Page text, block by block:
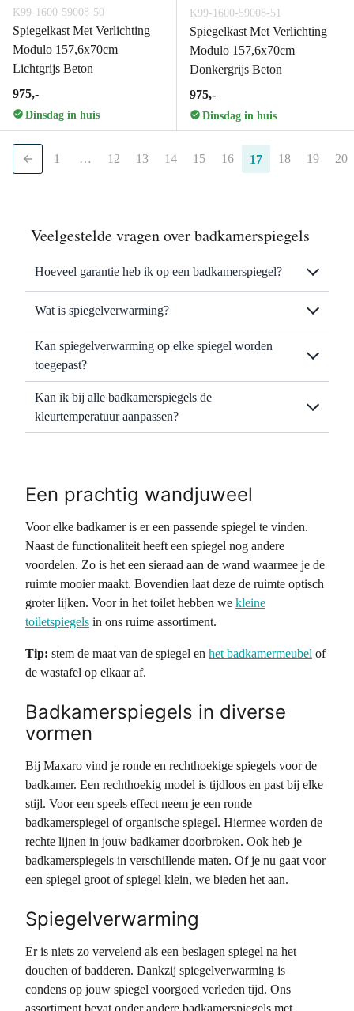
K99-1600-59008-50
Spiegelkast Met Verlichting
Modulo 157,6x70cm
Lichtgrijs Beton
975,-
Dinsdag in huis
K99-1600-59008-51
Spiegelkast Met Verlichting
Modulo 157,6x70cm
Donkergrijs Beton
975,-
Dinsdag in huis
1 … 12 13 14 15 16 17 18 19 20
Veelgestelde vragen over badkamerspiegels
Hoeveel garantie heb ik op een badkamerspiegel?
Wat is spiegelverwarming?
Kan spiegelverwarming op elke spiegel worden
toegepast?
Kan ik bij alle badkamerspiegels de
kleurtemperatuur aanpassen?
Een prachtig wandjuweel
Voor elke badkamer is er een passende spiegel te vinden.
Naast de functionaliteit heeft een spiegel nog andere
voordelen. Zo is het een sieraad aan de wand waarmee je de
ruimte mooier maakt. Bovendien laat deze de ruimte optisch
groter lijken. Voor in het toilet hebben we kleine
toiletspiegels in ons ruime assortiment.
Tip: stem de maat van de spiegel en het badkamermeubel of
de wastafel op elkaar af.
Badkamerspiegels in diverse
vormen
Bij Maxaro vind je ronde en rechthoekige spiegels voor de
badkamer. Een rechthoekig model is tijdloos en past bij elke
stijl. Voor een speels effect neem je een ronde
badkamerspiegel of organische spiegel. Hiermee worden de
rechte lijnen in jouw badkamer doorbroken. Ook heb je
badkamerspiegels in verschillende maten. Of je nu gaat voor
een spiegel groot of spiegel klein, we bieden het aan.
Spiegelverwarming
Er is niets zo vervelend als een beslagen spiegel na het
douchen of badderen. Dankzij spiegelverwarming is
condens op jouw spiegel voorgoed verleden tijd. Ons
assortiment bevat onder andere badkamerspiegels met